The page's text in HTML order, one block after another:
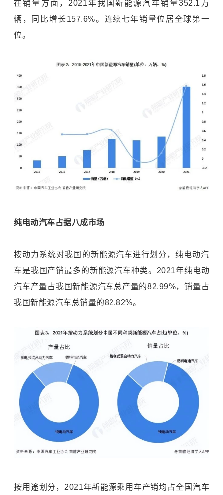
在销量方面，2021年我国新能源汽车销量352.1万
辆，同比增长157.6%。连续七年销量位居全球第一
位。
纯电动汽车占据八成市场
按动力系统对我国的新能源汽车进行划分，纯电动汽
车是我国产销最多的新能源汽车种类。2021年纯电动
汽车产量占我国新能源汽车总产量的82.99%，销量占
我国新能源汽车总销量的82.82%。
按用途划分，2021年新能源乘用车产销均占全国汽车